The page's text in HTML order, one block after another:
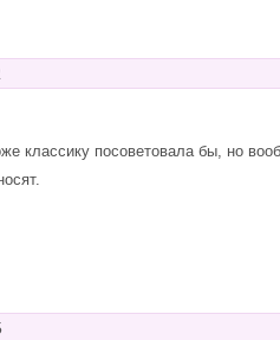
классику посоветовала бы, но